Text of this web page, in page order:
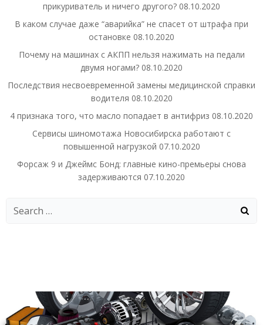
прикуриватель и ничего другого? 08.10.2020
В каком случае даже “аварийка” не спасет от штрафа при
остановке 08.10.2020
Почему на машинах с АКПП нельзя нажимать на педали
двумя ногами? 08.10.2020
Последствия несвоевременной замены медицинской справки
водителя 08.10.2020
4 признака того, что масло попадает в антифриз 08.10.2020
Сервисы шиномотажа Новосибирска работают с
повышенной нагрузкой 07.10.2020
Форсаж 9 и Джеймс Бонд: главные кино-премьеры снова
задерживаются 07.10.2020
Search